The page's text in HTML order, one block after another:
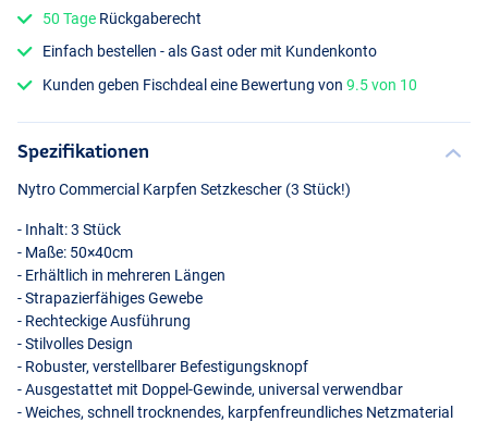
50 Tage Rückgaberecht
Einfach bestellen - als Gast oder mit Kundenkonto
Kunden geben Fischdeal eine Bewertung von9.5 von 10
Spezifikationen
Nytro Commercial Karpfen Setzkescher (3 Stück!)
- Inhalt: 3 Stück
- Maße: 50×40cm
- Erhältlich in mehreren Längen
- Strapazierfähiges Gewebe
- Rechteckige Ausführung
- Stilvolles Design
- Robuster, verstellbarer Befestigungsknopf
- Ausgestattet mit Doppel-Gewinde, universal verwendbar
- Weiches, schnell trocknendes, karpfenfreundliches Netzmaterial